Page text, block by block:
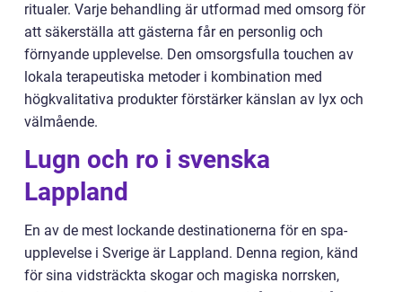
ritualer. Varje behandling är utformad med omsorg för
att säkerställa att gästerna får en personlig och
förnyande upplevelse. Den omsorgsfulla touchen av
lokala terapeutiska metoder i kombination med
högkvalitativa produkter förstärker känslan av lyx och
välmående.
Lugn och ro i svenska
Lappland
En av de mest lockande destinationerna för en spa-
upplevelse i Sverige är Lappland. Denna region, känd
för sina vidsträckta skogar och magiska norrsken,